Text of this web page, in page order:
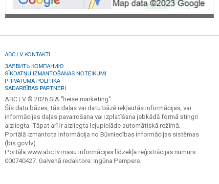
ABC.LV KONTAKTI
ЗАЯВИТЬ КОМПАНИЮ
SĪKDATŅU IZMANTOŠANAS NOTEIKUMI
PRIVĀTUMA POLITIKA
SADARBĪBAS PARTNERI
ABC.LV © 2026 SIA "heise marketing".
Šīs datu bāzes, tās daļas vai datu bāzē iekļautās informācijas, vai
informācijas daļas pavairošana vai izplatīšana jebkādā formā stingri
aizliegta. Tāpat arī ir aizliegta lejupielāde automātiskā režīmā.
Portālā izmantota informācija no Būvniecības informācijas sistēmas
(bis.gov.lv).
Portāla www.abc.lv masu informācijas līdzekļa reģistrācijas numurs:
000740427. Galvenā redaktore: Ingūna Pempere.